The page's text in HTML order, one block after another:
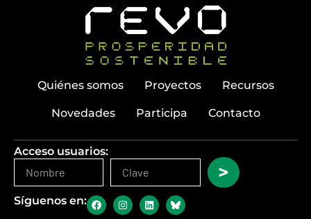
Quiénes somos Proyectos Recursos
Novedades Participa Contacto
Acceso usuarios:
>
Síguenos en: